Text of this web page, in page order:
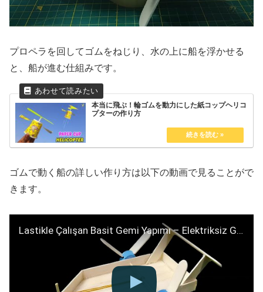
プロペラを回してゴムをねじり、水の上に船を浮かせる
と、船が進む仕組みです。
本当に飛ぶ！輪ゴムを動力にした紙コップヘリコ
プターの作り方
ゴムで動く船の詳しい作り方は以下の動画で見ることがで
きます。
Lastikle Çalışan Basit Gemi Yapımı – Elektriksiz Gemi Yapımı